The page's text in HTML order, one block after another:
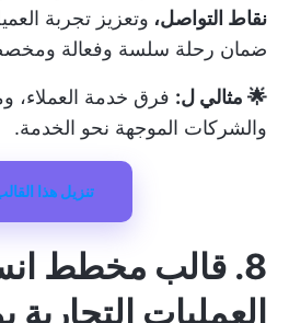
نقاط التواصل، وتعزيز تجربة
ضمان رحلة سلسة وفعالة
🌟 مثالي ل: فرق خدمة العملاء،
والشركات الموجهة نحو الخدمة.
تنزيل هذا
8. قالب مخطط
العمليات